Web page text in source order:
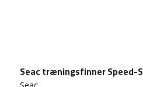
Seac træningsfinner Speed-S